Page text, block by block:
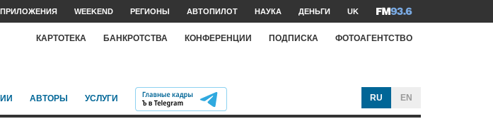
ПРИЛОЖЕНИЯ WEEKEND РЕГИОНЫ АВТОПИЛОТ НАУКА ДЕНЬГИ UK
КАРТОТЕКА БАНКРОТСТВА КОНФЕРЕНЦИИ ПОДПИСКА ФОТОАГЕНТСТВО
АВТОРЫ УСЛУГИ RU EN